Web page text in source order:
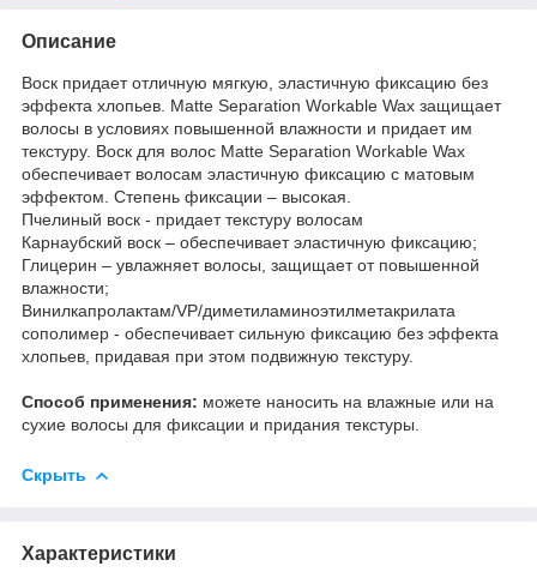
Описание
Воск придает отличную мягкую, эластичную фиксацию без
эффекта хлопьев. Matte Separation Workable Wax защищает
волосы в условиях повышенной влажности и придает им
текстуру. Воск для волос Matte Separation Workable Wax
обеспечивает волосам эластичную фиксацию с матовым
эффектом. Степень фиксации – высокая.
Пчелиный воск - придает текстуру волосам
Карнаубский воск – обеспечивает эластичную фиксацию;
Глицерин – увлажняет волосы, защищает от повышенной
влажности;
Винилкапролактам/VP/диметиламиноэтилметакрилата
сополимер - обеспечивает сильную фиксацию без эффекта
хлопьев, придавая при этом подвижную текстуру.
Способ применения: можете наносить на влажные или на
сухие волосы для фиксации и придания текстуры.
Скрыть
Характеристики